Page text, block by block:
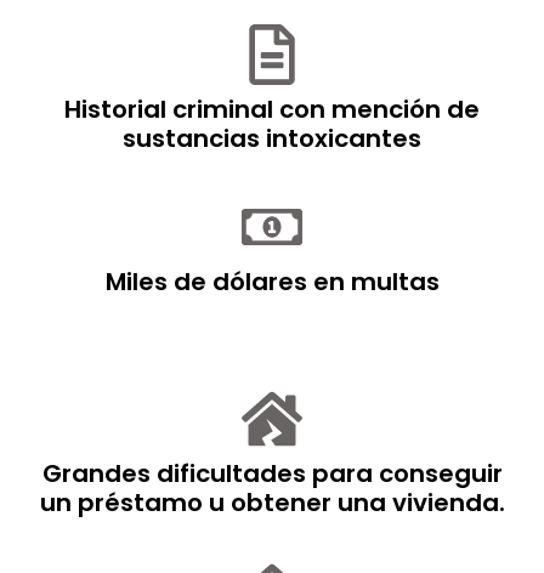
Historial criminal con mención de
sustancias intoxicantes
Miles de dólares en multas
Grandes dificultades para conseguir
un préstamo u obtener una vivienda.